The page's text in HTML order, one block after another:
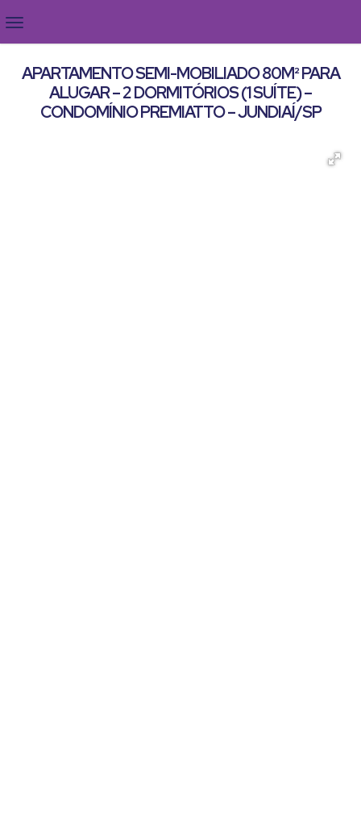
APARTAMENTO SEMI-MOBILIADO 80M² PARA
ALUGAR – 2 DORMITÓRIOS (1 SUÍTE) –
CONDOMÍNIO PREMIATTO – JUNDIAÍ/SP